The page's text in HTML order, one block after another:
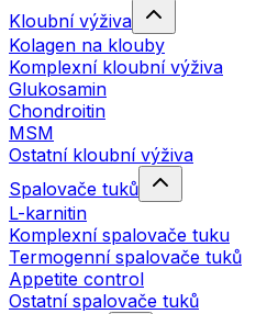
Kloubní výživa
Kolagen na klouby
Komplexní kloubní výživa
Glukosamin
Chondroitin
MSM
Ostatní kloubní výživa
Spalovače tuků
L-karnitin
Komplexní spalovače tuku
Termogenní spalovače tuků
Appetite control
Ostatní spalovače tuků